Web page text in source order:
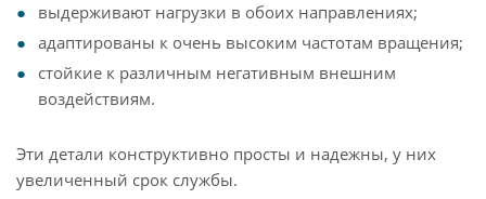
выдерживают нагрузки в обоих направлениях;
адаптированы к очень высоким частотам вращения;
стойкие к различным негативным внешним
воздействиям.
Эти детали конструктивно просты и надежны, у них
увеличенный срок службы.